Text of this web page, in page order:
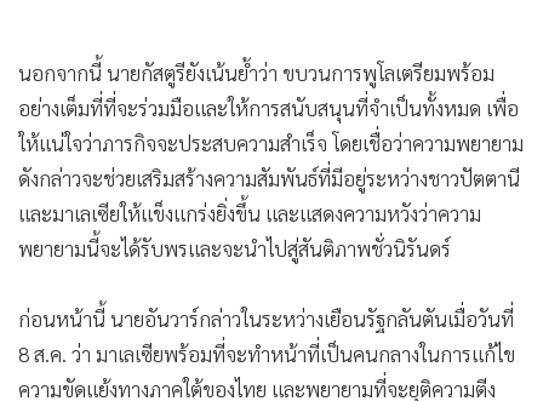
ให้แน่ใจว่าภารกิจจะประสบความสำเร็จ โดยเชื่อว่าความพยายาม
ดังกล่าวจะช่วยเสริมสร้างความสัมพันธ์ที่มีอยู่ระหว่างชาวปัตตานี
และมาเลเซียให้แข็งแกร่งยิ่งขึ้น และแสดงความหวังว่าความ
พยายามนี้จะได้รับพรและจะนำไปสู่สันติภาพชั่วนิรันดร์
ก่อนหน้านี้ นายอันวาร์กล่าวในระหว่างเยือนรัฐกลันตันเมื่อวันที่
ความขัดแย้งทางภาคใต้ของไทย และพยายามที่จะยุติความตีง
เครียดระหว่างฝ่ายที่ทำสงครามกัน มาเลเซียจะเพิ่มความ
พยายามในการส่งเสริมสันติภาพในภูมิภาคเพื่อให้ประชาชน